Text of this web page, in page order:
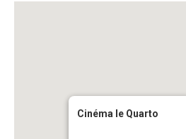
Cinéma le Quarto